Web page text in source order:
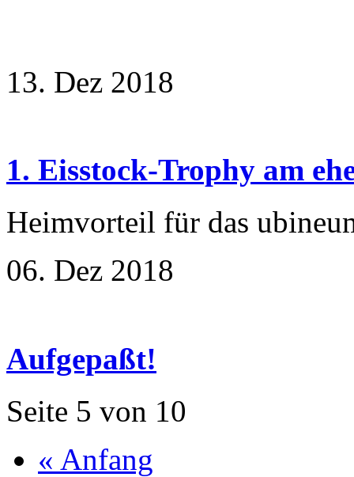
13. Dez 2018
1. Eisstock-Trophy am
Heimvorteil für das
06. Dez 2018
Aufgepaßt!
Seite 5 von 10
« Anfang